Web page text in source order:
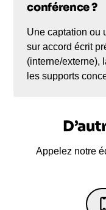
conférence ?
Une captation ou
sur accord écrit
(interne/externe),
les supports
Appelez notre